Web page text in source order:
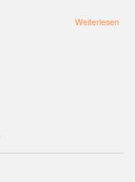
Weiterlesen